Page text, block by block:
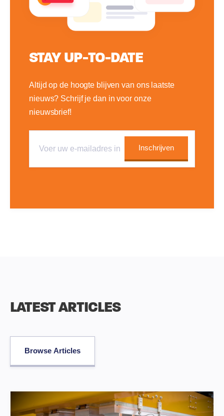
STAY UP-TO-DATE
Altijd op de hoogte blijven van ons laatste
nieuws? Schrijf je dan in voor onze
nieuwsbrief!
LATEST ARTICLES
Browse Articles